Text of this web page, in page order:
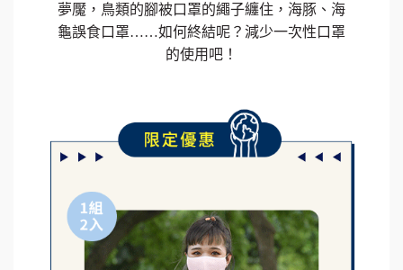
夢魘，鳥類的腳被口罩的繩子纏住，海豚、海
龜誤食口罩……如何終結呢？減少一次性口罩
的使用吧！